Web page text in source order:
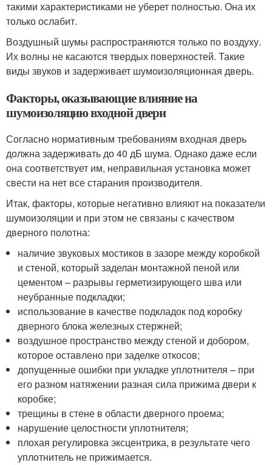
такими характеристиками не уберет полностью. Она их
только ослабит.
Воздушный шумы распространяются только по воздуху.
Их волны не касаются твердых поверхностей. Такие
виды звуков и задерживает шумоизоляционная дверь.
Факторы, оказывающие влияние на
шумоизоляцию входной двери
Согласно нормативным требованиям входная дверь
должна задерживать до 40 дБ шума. Однако даже если
она соответствует им, неправильная установка может
свести на нет все старания производителя.
Итак, факторы, которые негативно влияют на показатели
шумоизоляции и при этом не связаны с качеством
дверного полотна:
наличие звуковых мостиков в зазоре между коробкой
и стеной, который заделан монтажной пеной или
цементом – разрывы герметизирующего шва или
неубранные подкладки;
использование в качестве подкладок под коробку
дверного блока железных стержней;
воздушное пространство между стеной и добором,
которое оставлено при заделке откосов;
допущенные ошибки при укладке уплотнителя – при
его разном натяжении разная сила прижима двери к
коробке;
трещины в стене в области дверного проема;
нарушение целостности уплотнителя;
плохая регулировка эксцентрика, в результате чего
уплотнитель не прижимается.